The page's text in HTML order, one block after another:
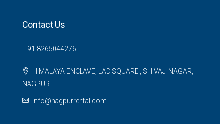
Contact Us
+ 91 8265044276
HIMALAYA ENCLAVE, LAD SQUARE , SHIVAJI NAGAR,
NAGPUR
info@nagpurrental.com